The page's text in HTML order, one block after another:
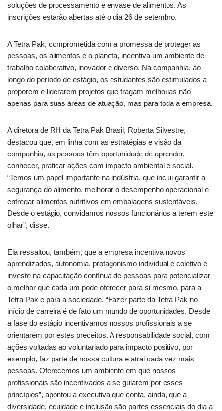
soluções de processamento e envase de alimentos. As
inscrições estarão abertas até o dia 26 de setembro.
A Tetra Pak, comprometida com a promessa de proteger as
pessoas, os alimentos e o planeta, incentiva um ambiente de
trabalho colaborativo, inovador e diverso. Na companhia, ao
longo do período de estágio, os estudantes são estimulados a
proporem e liderarem projetos que tragam melhorias não
apenas para suas áreas de atuação, mas para toda a empresa.
A diretora de RH da Tetra Pak Brasil, Roberta Silvestre,
destacou que, em linha com as estratégias e visão da
companhia, as pessoas têm oportunidade de aprender,
conhecer, praticar ações com impacto ambiental e social.
“Temos um papel importante na indústria, que inclui garantir a
segurança do alimento, melhorar o desempenho operacional e
entregar alimentos nutritivos em embalagens sustentáveis.
Desde o estágio, convidamos nossos funcionários a terem este
olhar”, disse.
Ela ressaltou, também, que a empresa incentiva novos
aprendizados, autonomia, protagonismo individual e coletivo e
investe na capacitação contínua de pessoas para potencializar
o melhor que cada um pode oferecer para si mesmo, para a
Tetra Pak e para a sociedade. “Fazer parte da Tetra Pak no
início de carreira é de fato um mundo de oportunidades. Desde
a fase do estágio incentivamos nossos profissionais a se
orientarem por estes preceitos. A responsabilidade social, com
ações voltadas ao voluntariado para impacto positivo, por
exemplo, faz parte de nossa cultura e atrai cada vez mais
pessoas. Oferecemos um ambiente em que nossos
profissionais são incentivados a se guiarem por esses
princípios”, apontou a executiva que conta, ainda, que a
diversidade, equidade e inclusão são partes essenciais do dia a